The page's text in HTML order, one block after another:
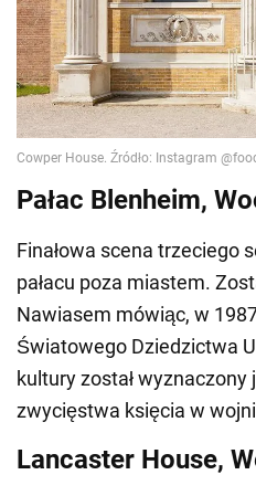
Pałac Blenheim,
Finałowa scena trzeciego
pałacu poza miastem.
Nawiasem mówiąc, w
Światowego Dziedzictwa
kultury został
zwycięstwa księcia w
Lancaster House,